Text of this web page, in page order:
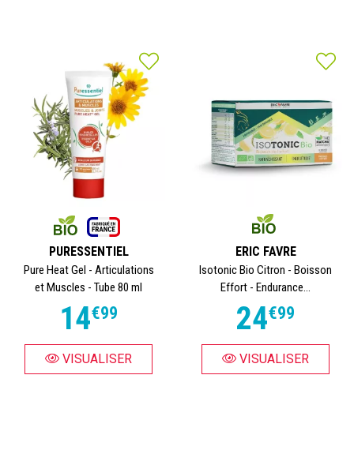
PURESSENTIEL
Pure Heat Gel - Articulations
et Muscles - Tube 80 ml
14€99
VISUALISER
ERIC FAVRE
Isotonic Bio Citron - Boisson
Effort - Endurance...
24€99
VISUALISER